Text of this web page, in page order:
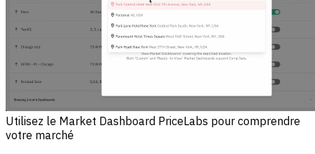
Utilisez le Market Dashboard PriceLabs pour comprendre
votre marché